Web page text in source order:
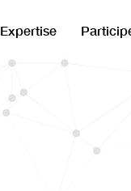
Expertise